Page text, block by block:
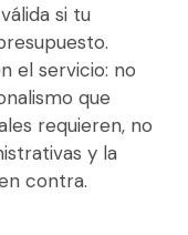
si tu
el servicio: no
que
requieren, no
y la
contra.